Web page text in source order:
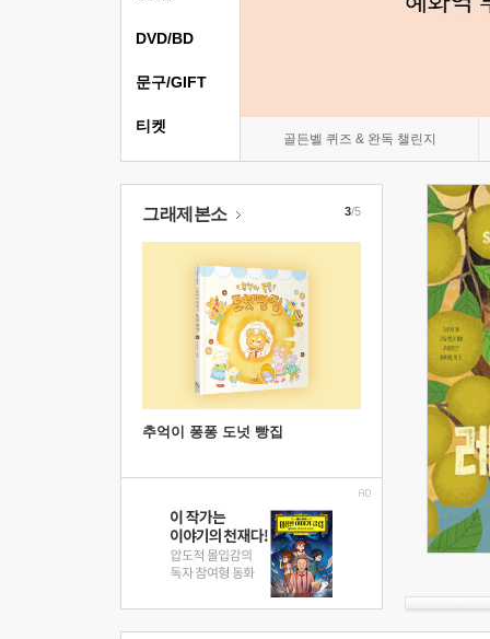
골든벨 퀴즈 & 완독 챌린지
DVD/BD
문구/GIFT
티켓
그래제본소
추억이 퐁퐁 도넛 빵집
3/5